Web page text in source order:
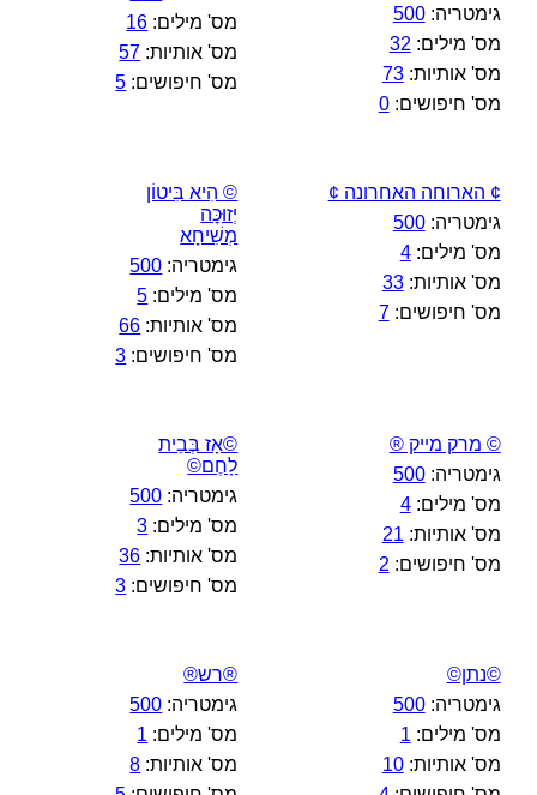
גימטריה:500
מס' מילים: 32
מס' אותיות:73
מס' חיפושים:0
מס' מילים: 16
מס' אותיות: 57
מס' חיפושים: 5
¢ הארוחה האחרונה ¢
גימטריה:500
מס' מילים:4
מס' אותיות:33
מס' חיפושים:7
© הִיא בִּיטוֹן
יְזוּכׇּה
מְשִׁיחָא
גימטריה: 500
מס' מילים: 5
מס' אותיות: 66
מס' חיפושים: 3
© מרק מייק ®
גימטריה:500
מס' מילים:4
מס' אותיות: 21
מס' חיפושים: 2
©אָז בְּבֵית
לָחֶם©
גימטריה: 500
מס' מילים: 3
מס' אותיות: 36
מס' חיפושים: 3
©נתן©
גימטריה:500
מס' מילים: 1
מס' אותיות:10
®רש®
גימטריה: 500
מס' מילים: 1
מס' אותיות: 8